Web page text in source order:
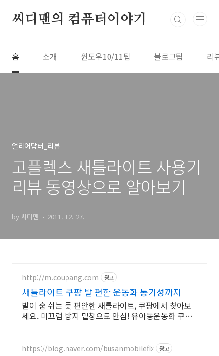
씨디맨의 컴퓨터이야기
홈 소개 윈도우10/11팁 블로그팁 리
얼리어답터_리뷰
고플렉스 새틀라이트 사용기
리뷰 동영상으로 알아보기
by 씨디맨 2011. 12. 27.
http://m.coupang.com 광고
새틀라이트 쿠팡 발 편한 운동화 통기성까지
발이 숨 쉬는 듯 편안한 새틀라이트, 쿠팡에서 찾아보
세요. 미끄럼 방지 밑창으로 안심! 유아동운동화 쿠팡
https://blog.naver.com/busanmobilefix 광고